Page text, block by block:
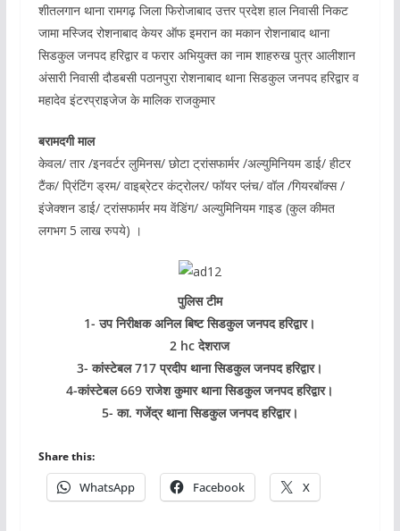
शीतलगान थाना रामगढ़ जिला फिरोजाबाद उत्तर प्रदेश हाल निवासी निकट
जामा मस्जिद रोशनाबाद केयर ऑफ इमरान का मकान रोशनाबाद थाना
सिडकुल जनपद हरिद्वार व फरार अभियुक्त का नाम शाहरुख पुत्र आलीशान
अंसारी निवासी दौडबसी पठानपुरा रोशनाबाद थाना सिडकुल जनपद हरिद्वार व
महादेव इंटरप्राइजेज के मालिक राजकुमार
बरामदगी माल
केवल/ तार /इनवर्टर लुमिनस/ छोटा ट्रांसफार्मर /अल्युमिनियम डाई/ हीटर
टैंक/ प्रिंटिंग ड्रम/ वाइब्रेटर कंट्रोलर/ फॉयर प्लंच/ वॉल /गियरबॉक्स /
इंजेक्शन डाई/ ट्रांसफार्मर मय वेंडिंग/ अल्युमिनियम गाइड (कुल कीमत
लगभग 5 लाख रुपये) ।
पुलिस टीम
1- उप निरीक्षक अनिल बिष्ट सिडकुल जनपद हरिद्वार।
2 hc देशराज
3- कांस्टेबल 717 प्रदीप थाना सिडकुल जनपद हरिद्वार।
4-कांस्टेबल 669 राजेश कुमार थाना सिडकुल जनपद हरिद्वार।
5- का. गजेंद्र थाना सिडकुल जनपद हरिद्वार।
Share this:
WhatsApp Facebook X